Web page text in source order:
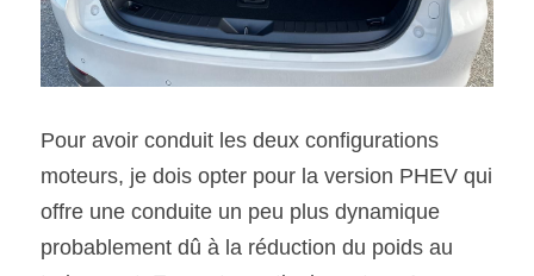
Pour avoir conduit les deux configurations
moteurs, je dois opter pour la version PHEV qui
offre une conduite un peu plus dynamique
probablement dû à la réduction du poids au